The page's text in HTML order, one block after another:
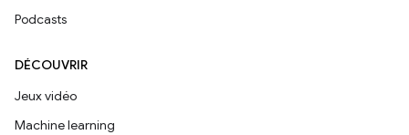
Podcasts
DÉCOUVRIR
Jeux vidéo
Machine learning